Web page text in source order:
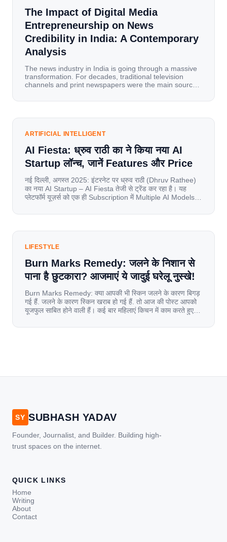
The Impact of Digital Media
Entrepreneurship on News
Credibility in India: A Contemporary
Analysis
The news industry in India is going through a massive
transformation. For decades, traditional television
channels and print newspapers were the main sources
mobile data, affordable smartphones, and high-speed
has become a mobile-first market where consumers
ARTIFICIAL INTELLIGENT
AI Fiesta: ध्रुव राठी का ने किया नया AI
Startup लॉन्च, जानें Features और Price
नई दिल्ली, अगस्त 2025: इंटरनेट पर ध्रुव राठी (Dhruv Rathee)
का नया AI Startup – AI Fiesta तेजी से ट्रेंड कर रहा है। यह
प्लेटफॉर्म यूज़र्स को एक ही Subscription में Multiple AI Models
यूज़र्स का जबरदस्त रिस्पॉन्स लॉन्च के तुरंत […]
LIFESTYLE
Burn Marks Remedy: जलने के निशान से
पाना है छुटकारा? आजमाएं ये जादुई घरेलू नुस्खे!
Burn Marks Remedy: क्या आपकी भी स्किन जलने के कारण बिगड़
गई हैं. जलने के कारण स्किन खराब हो गई हैं. तो आज की पोस्ट आपको
यूजफुल साबित होने वाली हैं। कई बार महिलाएं किचन में काम करते हुए
[…]
SY SUBHASH YADAV
Founder, Journalist, and Builder. Building high-
trust spaces on the internet.
QUICK LINKS
Home
Writing
About
Contact